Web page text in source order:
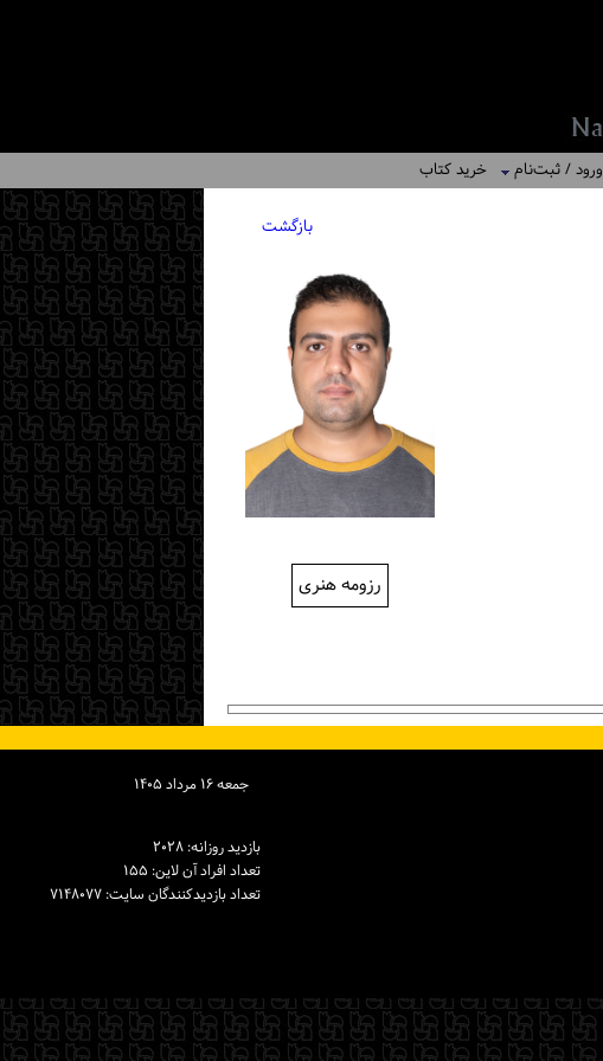
ورود / ثبت‌نام خرید کتاب
بازگشت
رزومه هنری
جمعه ۱۶ مرداد ۱۴۰۵
بازدید روزانه: ۲۰۲۸
تعداد افراد آن لاین: ۱۵۵
تعداد بازدیدكنندگان سایت: ۷۱۴۸۰۷۷